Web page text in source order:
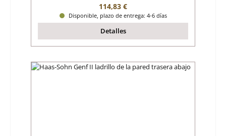
Precio normal:
114,83 €
Disponible, plazo de entrega: 4-6 días
Detalles